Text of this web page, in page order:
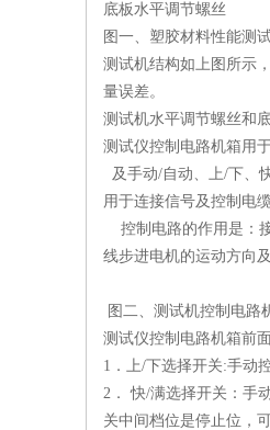
底板水平
图一、塑
测试机结构如上图所示
量误差。
测试机水平调节螺丝和
测试仪控制电路机箱用
及手动/自动、上/下、
用于连接信号及控制电
控制电路的作用是：
线步进电机的运动方向
图二、测试机控制电路
测试仪控制电路机箱前
1．上/下选择开关:手动
2． 快/满选择开关：手
关中间档位是停止位，